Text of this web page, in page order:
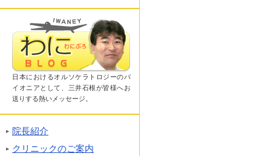
日本におけるオルソケラトロジーのパ
イオニアとして、三井石根が皆様へお
送りする熱いメッセージ。
院長紹介
クリニックのご案内